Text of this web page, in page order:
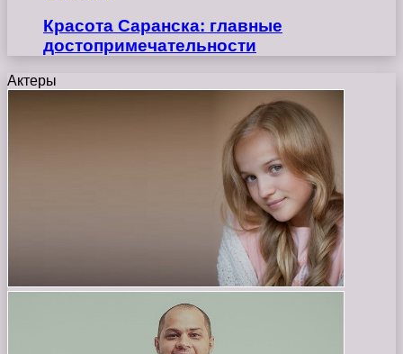
Красота Саранска: главные
достопримечательности
Актеры